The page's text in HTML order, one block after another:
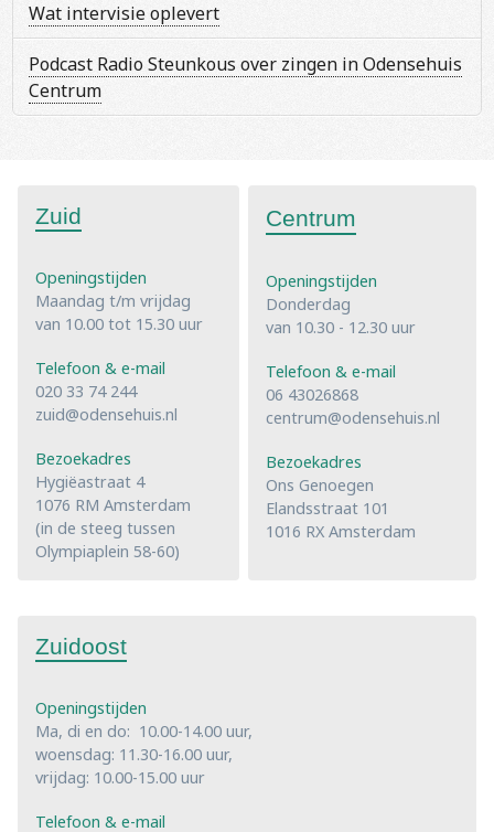
Wat intervisie oplevert
Podcast Radio Steunkous over zingen in Odensehuis
Centrum
Zuid
Openingstijden
Maandag t/m vrijdag
van 10.00 tot 15.30 uur
Telefoon & e-mail
020 33 74 244
zuid@odensehuis.nl
Bezoekadres
Hygiëastraat 4
1076 RM Amsterdam
(in de steeg tussen
Olympiaplein 58-60)
Centrum
Openingstijden
Donderdag
van 10.30 - 12.30 uur
Telefoon & e-mail
06 43026868
centrum@odensehuis.nl
Bezoekadres
Ons Genoegen
Elandsstraat 101
1016 RX Amsterdam
Zuidoost
Openingstijden
Ma, di en do: 10.00-14.00 uur,
woensdag: 11.30-16.00 uur,
vrijdag: 10.00-15.00 uur
Telefoon & e-mail